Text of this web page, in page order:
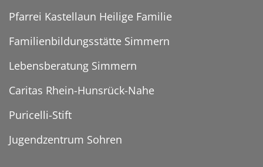
Pfarrei Kastellaun Heilige Familie
Familienbildungsstätte Simmern
Lebensberatung Simmern
Caritas Rhein-Hunsrück-Nahe
Puricelli-Stift
Jugendzentrum Sohren